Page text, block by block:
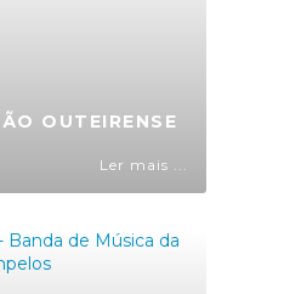
OUTEIRENSE
Ler mais ...